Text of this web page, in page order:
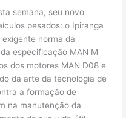
semana, seu novo
pesados: o Ipiranga
norma da
especificação MAN M
dos motores MAN D08 e
da arte da tecnologia de
a formação de
na manutenção da